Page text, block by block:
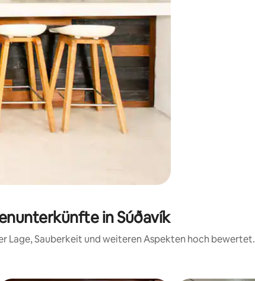
in Súðavík
Lage, Sauberkeit und weiteren Aspekten hoch bewertet.